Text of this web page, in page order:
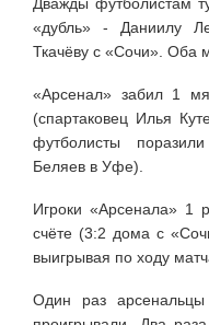
«дубль» - Даниилу
Ткачёву с «Сочи». Оба
«Арсенал» забил 1
(спартаковец Илья
футболисты
Беляев в Уфе).
Игроки «Арсенала» 1
счёте (3:2 дома с
выигрывая по ходу
Один раз